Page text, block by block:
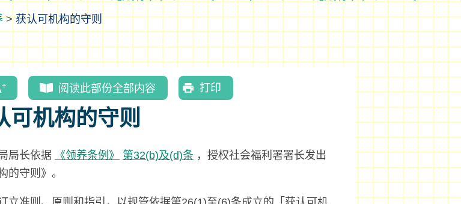
>获认可机构的守则
阅读此部份全部内容 打印
可机构的守则
局长依据 《领养条例》 第32(b)及(d)条，授权社会福利署署长发出
的守则》。